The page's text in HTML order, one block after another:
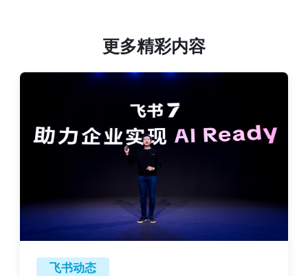
更多精彩内容
飞书动态